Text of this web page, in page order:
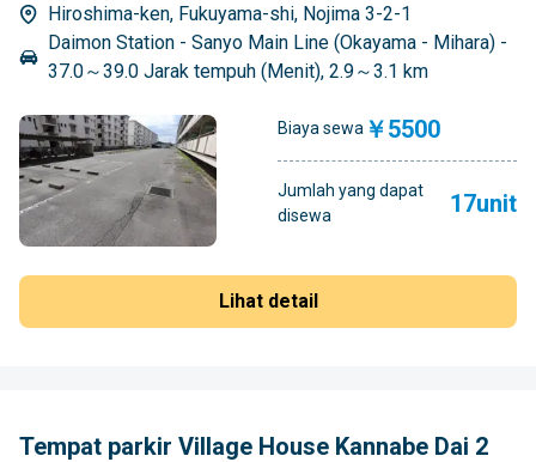
Hiroshima-ken, Fukuyama-shi, Nojima 3-2-1
Daimon Station - Sanyo Main Line (Okayama - Mihara) -
37.0～39.0 Jarak tempuh (Menit), 2.9～3.1 km
Biaya sewa ￥5500
Jumlah yang dapat
disewa
17unit
Lihat detail
Tempat parkir Village House Kannabe Dai 2